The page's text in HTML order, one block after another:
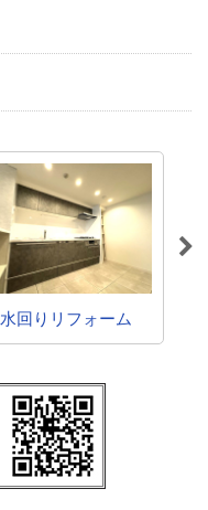
水回りリフォーム